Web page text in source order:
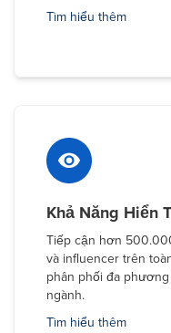
Tìm hiểu thêm
Khả Năng Hiển
Tiếp cận hơn
và influencer trên
phân phối đa
ngành.
Tìm hiểu thêm